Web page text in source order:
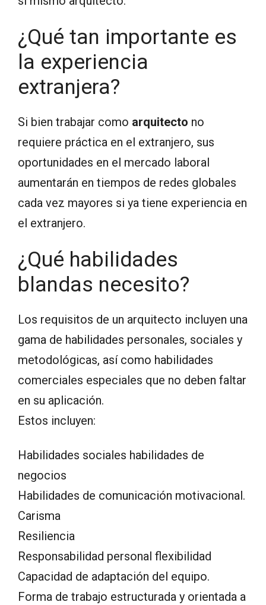
¿Qué tan importante es
la experiencia
extranjera?
Si bien trabajar como arquitecto no
requiere práctica en el extranjero, sus
oportunidades en el mercado laboral
aumentarán en tiempos de redes globales
cada vez mayores si ya tiene experiencia en
el extranjero.
¿Qué habilidades
blandas necesito?
Los requisitos de un arquitecto incluyen una
gama de habilidades personales, sociales y
metodológicas, así como habilidades
comerciales especiales que no deben faltar
en su aplicación.
Estos incluyen:
Habilidades sociales habilidades de
negocios
Habilidades de comunicación motivacional.
Carisma
Resiliencia
Responsabilidad personal flexibilidad
Capacidad de adaptación del equipo.
Forma de trabajo estructurada y orientada a